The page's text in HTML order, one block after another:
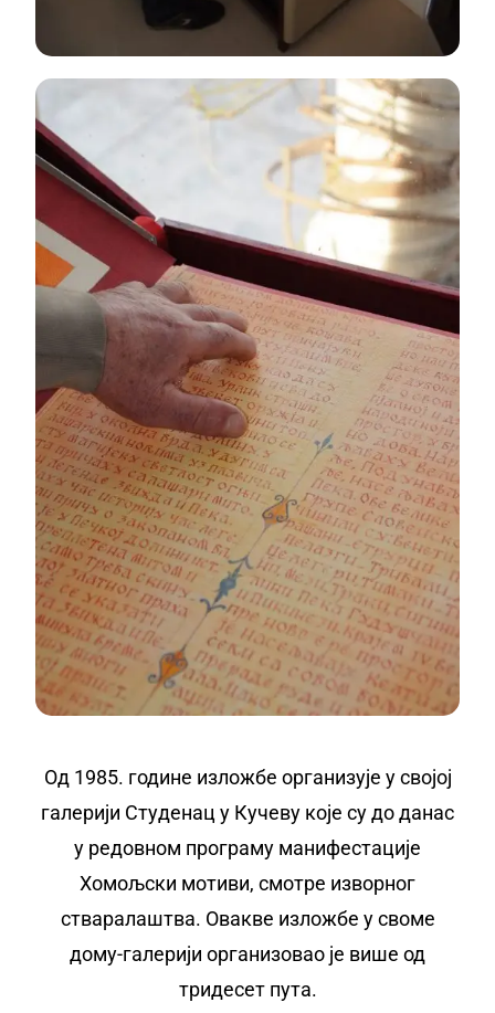
Од 1985. године изложбе организује у својој
галерији Студенац у Кучеву које су до данас
у редовном програму манифестације
Хомољски мотиви, смотре изворног
стваралаштва. Овакве изложбе у своме
дому-галерији организовао је више од
тридесет пута.